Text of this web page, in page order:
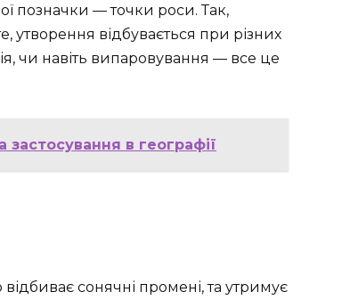
позначки — точки роси. Так,
утворення відбувається при різних
чи навіть випаровування — все це
в географії
сонячні промені, та утримує